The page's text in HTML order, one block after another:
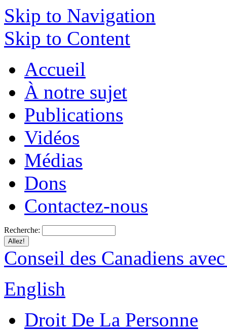
Skip to Navigation
Skip to Content
Accueil
À notre sujet
Publications
Vidéos
Médias
Dons
Contactez-nous
Recherche:
Conseil des Canadiens
English
Droit De La Personne